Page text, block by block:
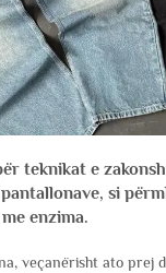
teknikat e
si
enzima.
veçanërisht ato prej